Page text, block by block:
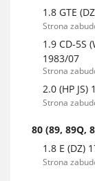
1.8 GTE
Strona
1.9 CD-5S
1983/07
Strona
2.0 (HP
Strona
80 (89, 89Q,
1.8 E (DZ)
Strona